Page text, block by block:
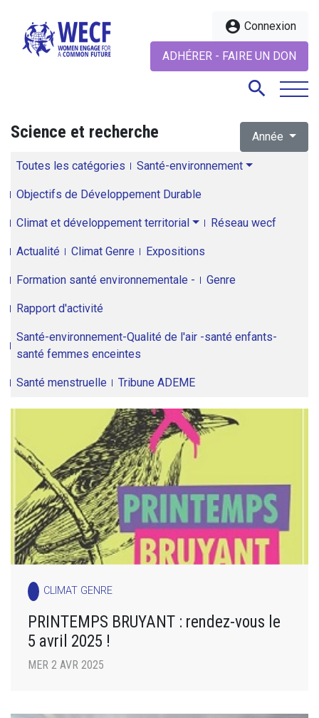
account_circle Connexion
ADHÉRER - FAIRE UN DON
search
Science et recherche Année
Toutes les catégories Santé-environnement
Objectifs de Développement Durable
Climat et développement territorial Réseau wecf
Actualité Climat Genre Expositions
Formation santé environnementale - Genre
Rapport d'activité
Santé-environnement-Qualité de l'air -santé enfants-
santé femmes enceintes
Santé menstruelle Tribune ADEME
CLIMAT GENRE
PRINTEMPS BRUYANT : rendez-vous le
5 avril 2025 !
MER 2 AVR 2025